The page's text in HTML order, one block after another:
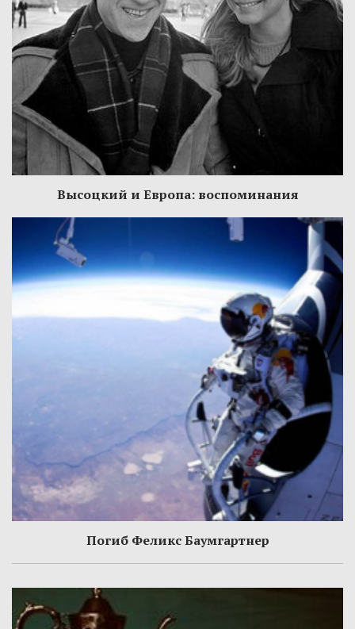
Высоцкий и Европа: воспоминания
Погиб Феликс Баумгартнер